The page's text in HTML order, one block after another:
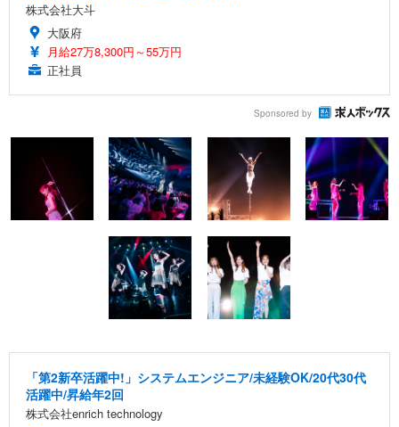
株式会社大斗
大阪府
月給27万8,300円～55万円
正社員
Sponsored by
「第2新卒活躍中!」システムエンジニア/未経験OK/20代30代
活躍中/昇給年2回
株式会社enrich technology